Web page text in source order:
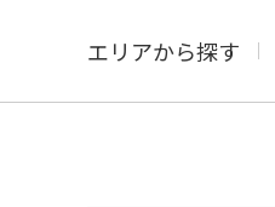
エリアから探す